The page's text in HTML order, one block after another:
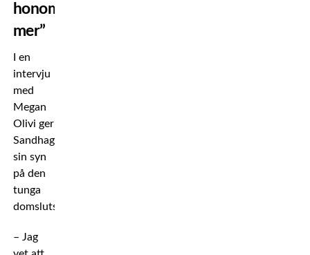
honom
mer”
I en
intervju
med
Megan
Olivi ger
Sandhagen
sin syn
på den
tunga
domslutsförlusten.
– Jag